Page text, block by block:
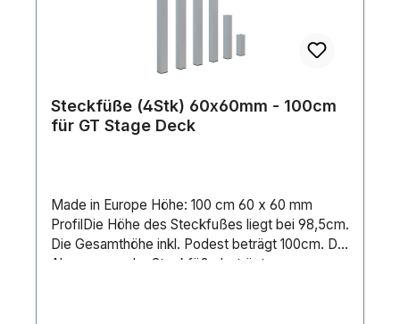
Steckfüße (4Stk) 60x60mm - 100cm
für GT Stage Deck
Made in Europe Höhe: 100 cm 60 x 60 mm
ProfilDie Höhe des Steckfußes liegt bei 98,5cm.
Die Gesamthöhe inkl. Podest beträgt 100cm. Die
Abmessung der Steckfüße beträgt